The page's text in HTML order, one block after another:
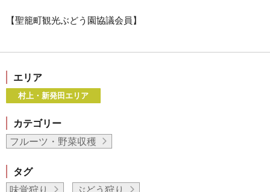
【聖籠町観光ぶどう園協議会員】
エリア
村上・新発田エリア
カテゴリー
フルーツ・野菜収穫
タグ